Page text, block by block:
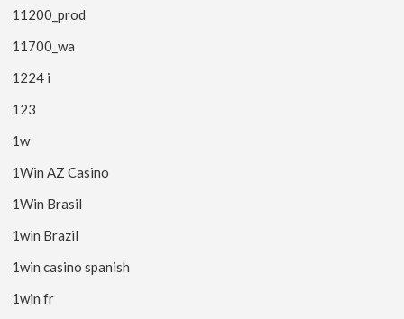
11200_prod
11700_wa
1224 i
123
1w
1Win AZ Casino
1Win Brasil
1win Brazil
1win casino spanish
1win fr